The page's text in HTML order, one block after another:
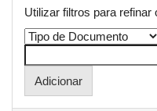
Utilizar filtros para refinar